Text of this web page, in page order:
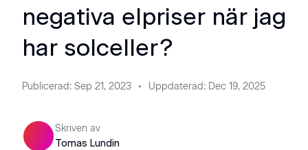
negativa elpriser när jag
har solceller?
Publicerad: Sep 21, 2023 Uppdaterad: Dec 19, 2025
Skriven av
Tomas Lundin